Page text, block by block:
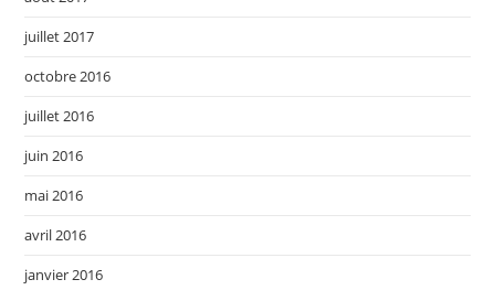
juillet 2017
octobre 2016
juillet 2016
juin 2016
mai 2016
avril 2016
janvier 2016